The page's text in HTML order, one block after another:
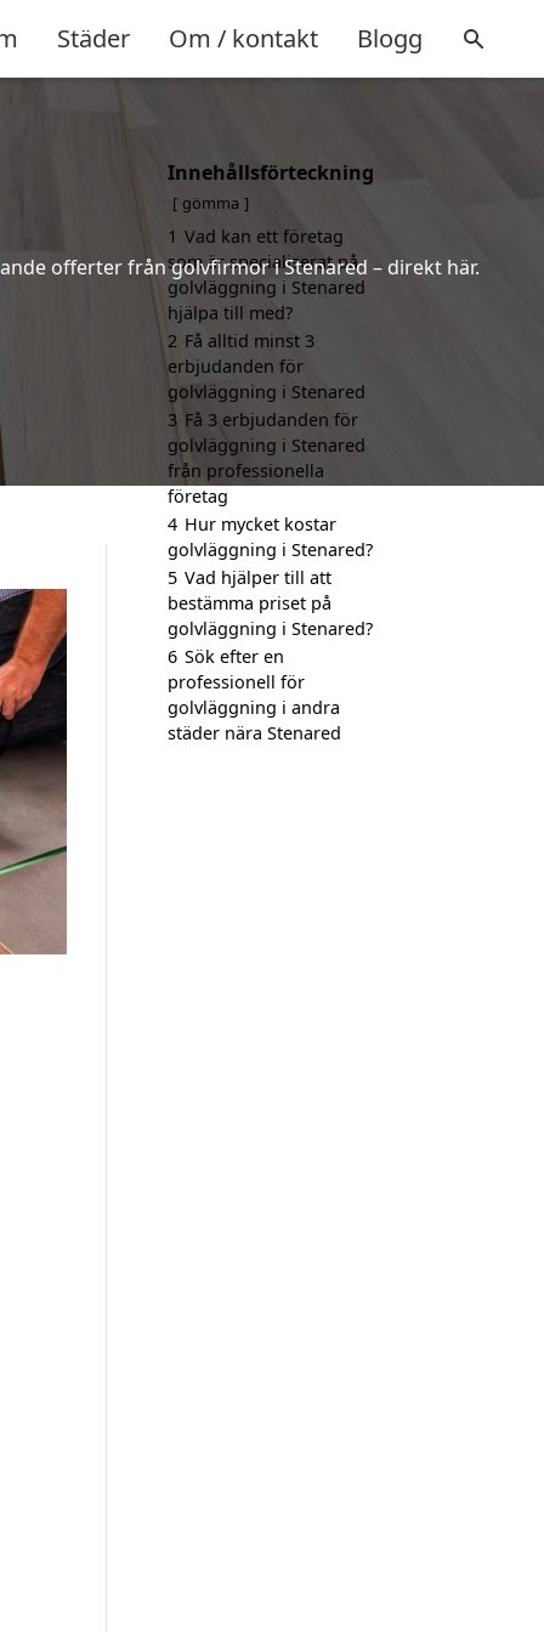
Städer Om / kontakt Blogg
offerter från golvfirmor i Stenared – direkt här.
Innehållsförteckning
gömma
1 Vad kan ett företag
som är specialiserat på
golvläggning i Stenared
hjälpa till med?
2 Få alltid minst 3
erbjudanden för
golvläggning i Stenared
3 Få 3 erbjudanden för
golvläggning i Stenared
från professionella
företag
4 Hur mycket kostar
golvläggning i Stenared?
5 Vad hjälper till att
bestämma priset på
golvläggning i Stenared?
6 Sök efter en
professionell för
golvläggning i andra
städer nära Stenared